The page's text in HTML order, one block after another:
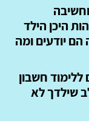
היכן הילד
יודעים ומה
ללימוד חשבון
שילדך לא